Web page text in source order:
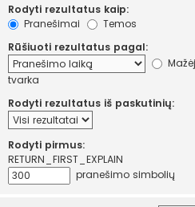
Rodyti rezultatus kaip:
Pranešimai
Temos
Rūšiuoti rezultatus pagal:
tvarka
Rodyti rezultatus iš paskutinių:
Rodyti pirmus:
RETURN_FIRST_EXPLAIN
pranešimo simbolių